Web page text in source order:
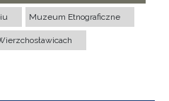
Muzeum Etnograficzne